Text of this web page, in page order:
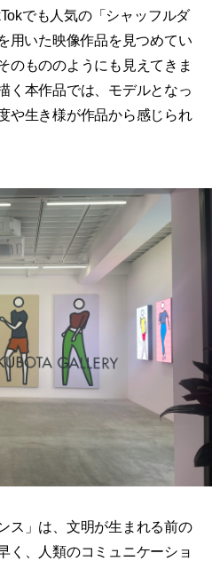
でも人気の「シャッフルダ
用いた映像作品を見つめてい
のもののようにも見えてきま
く本作品では、モデルとなっ
や生き様が作品から感じられ
ス」は、文明が生まれる前の
く、人類のコミュニケーショ